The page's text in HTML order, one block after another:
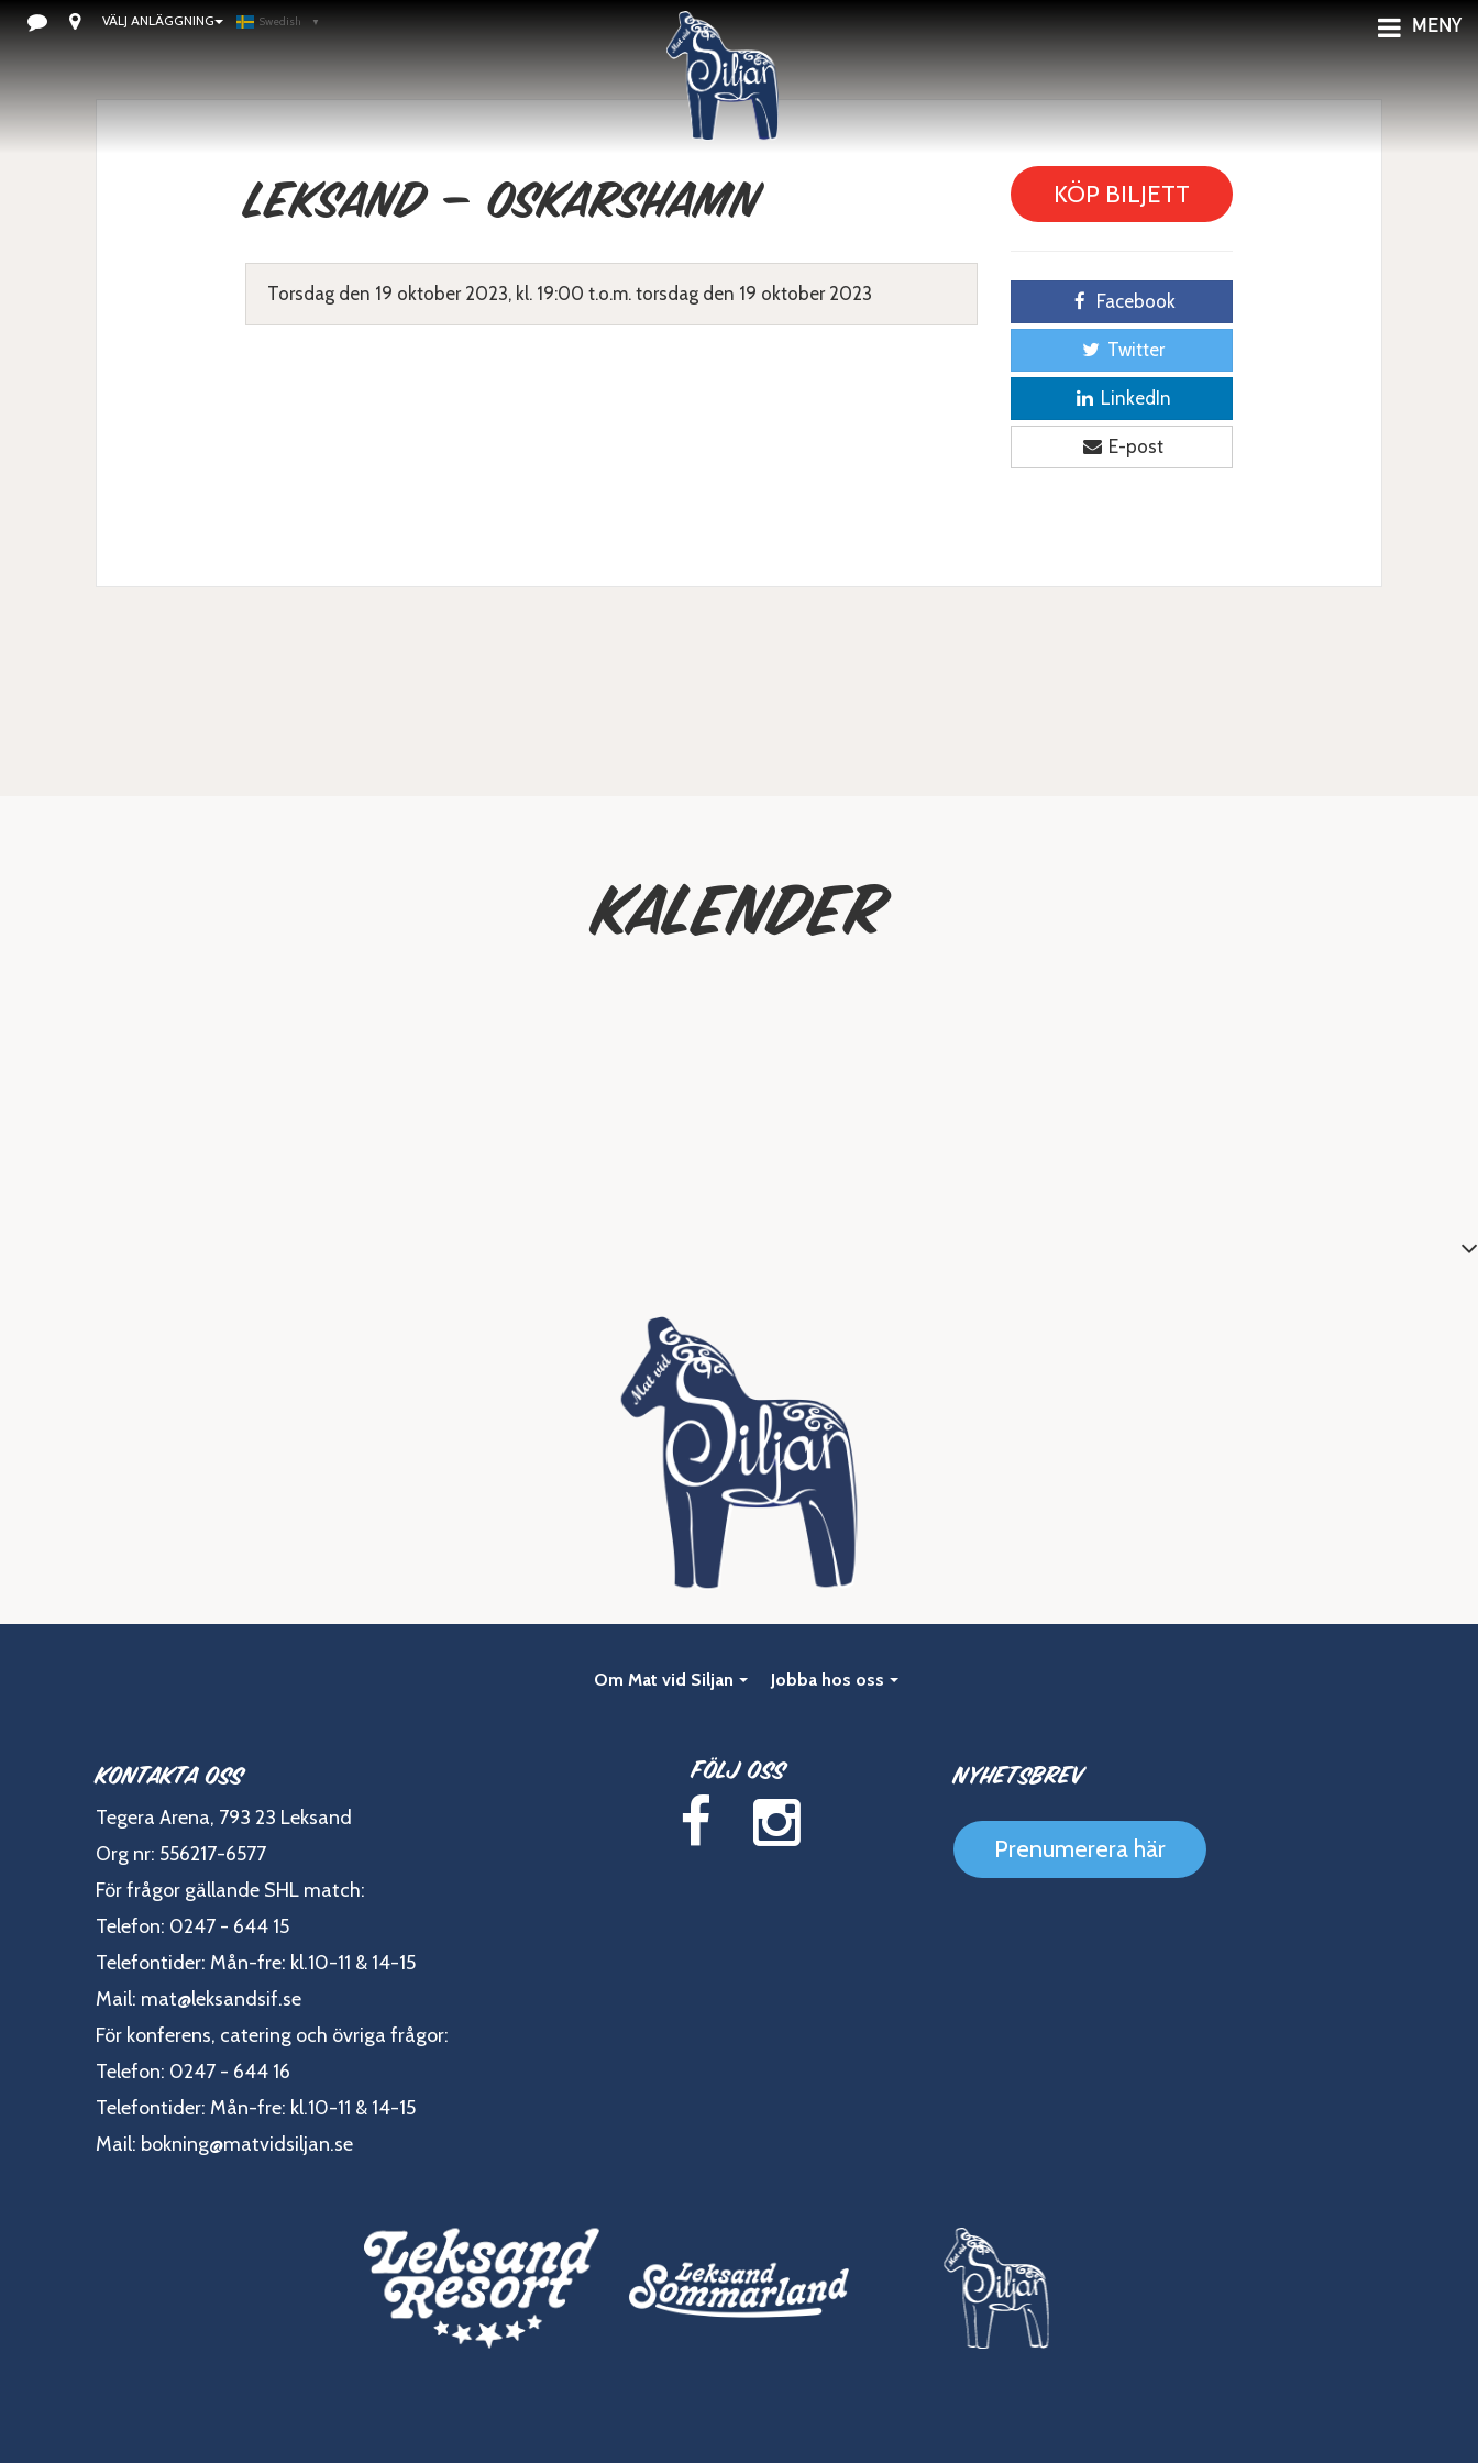
VÄLJ ANLÄGGNING Swedish ▼ MENY
Leksand – Oskarshamn
Torsdag den 19 oktober 2023, kl. 19:00 t.o.m. torsdag den 19 oktober 2023
KÖP BILJETT
Facebook
Twitter
LinkedIn
E-post
Kalender
Om Mat vid Siljan Jobba hos oss
Kontakta oss
Tegera Arena, 793 23 Leksand
Org nr: 556217-6577
För frågor gällande SHL match:
Telefon: 0247 - 644 15
Telefontider: Mån-fre: kl.10-11 & 14-15
Mail: mat@leksandsif.se
För konferens, catering och övriga frågor:
Telefon: 0247 - 644 16
Telefontider: Mån-fre: kl.10-11 & 14-15
Mail: bokning@matvidsiljan.se
Följ oss Nyhetsbrev